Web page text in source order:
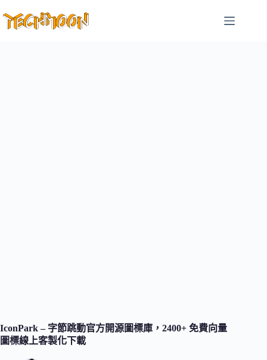
至
IconPark – 字節跳動官方開源圖標庫，2400+ 免費向量
圖標線上客製化下載